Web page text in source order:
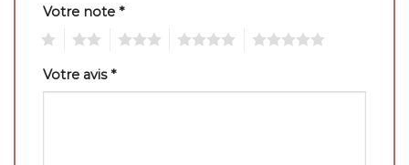
Votre note *
Votre avis*